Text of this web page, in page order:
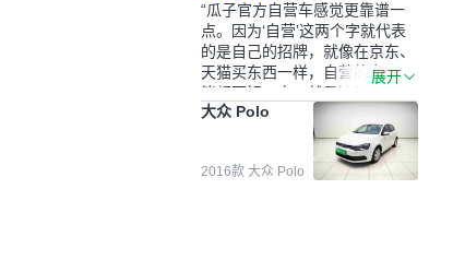
“瓜子官方自营车感觉更靠谱一
点。因为‘自营’这两个字就代表
的是自己的招牌，就像在京东、
天猫买东西一样，自营的东西可
能都要好一点。就是这种刻板印
象吧。一开始买二手车的时候，
我确实有担心过事故车、泡水车
这些问题。瓜子的检测报告其实
并不能完全打消顾虑，因为我也
展开
大众 Polo
2016款 大众 Polo